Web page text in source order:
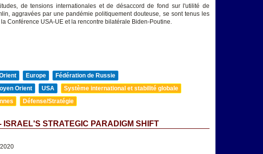
de tensions internationales et de désaccord de fond sur l'utilité de
aggravées par une pandémie politiquement douteuse, se sont tenus les
Conférence USA-UE et la rencontre bilatérale Biden-Poutine.
Europe
Fédération de Russie
Orient
USA
Système international et stabilité globale
Défense/Stratégie
ISRAEL'S STRATEGIC PARADIGM SHIFT